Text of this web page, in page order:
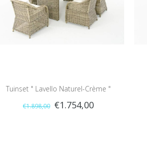
Tuinset " Lavello Naturel-Crème "
€1.898,00 €1.754,00